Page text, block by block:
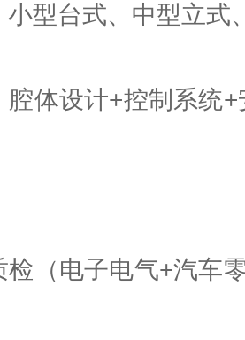
小型台式、中型立式
腔体设计+控制系统
检（电子电气+汽车